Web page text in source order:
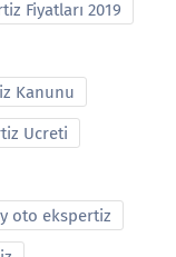
Fiyatları 2019
Kanunu
Ucreti
oto ekspertiz